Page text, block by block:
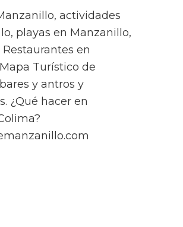
actividades
playas en Manzanillo,
en
Turístico de
y antros y
¿Qué hacer en